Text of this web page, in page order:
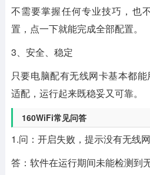
不需要掌握任何专业技巧，也
置，点一下就能完成全部配置。
3、安全、稳定
只要电脑配有无线网卡基本都
适配，运行起来既稳妥又可靠。
160WiFi常见问答
1.问：开启失败，提示没有无线
答：软件在运行期间未能检测到